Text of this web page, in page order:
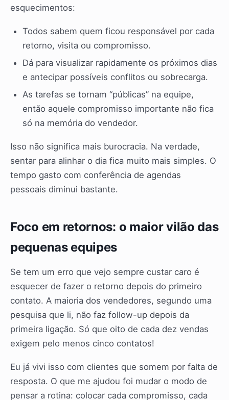
esquecimentos:
Todos sabem quem ficou responsável por cada
retorno, visita ou compromisso.
Dá para visualizar rapidamente os próximos dias
e antecipar possíveis conflitos ou sobrecarga.
As tarefas se tornam “públicas” na equipe,
então aquele compromisso importante não fica
só na memória do vendedor.
Isso não significa mais burocracia. Na verdade,
sentar para alinhar o dia fica muito mais simples. O
tempo gasto com conferência de agendas
pessoais diminui bastante.
Foco em retornos: o maior vilão das
pequenas equipes
Se tem um erro que vejo sempre custar caro é
esquecer de fazer o retorno depois do primeiro
contato. A maioria dos vendedores, segundo uma
pesquisa que li, não faz follow-up depois da
primeira ligação. Só que oito de cada dez vendas
exigem pelo menos cinco contatos!
Eu já vivi isso com clientes que somem por falta de
resposta. O que me ajudou foi mudar o modo de
pensar a rotina: colocar cada compromisso, cada